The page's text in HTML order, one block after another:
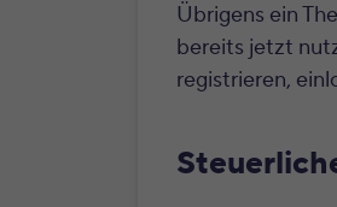
Übrigens ein
bereits jetzt
registrieren,